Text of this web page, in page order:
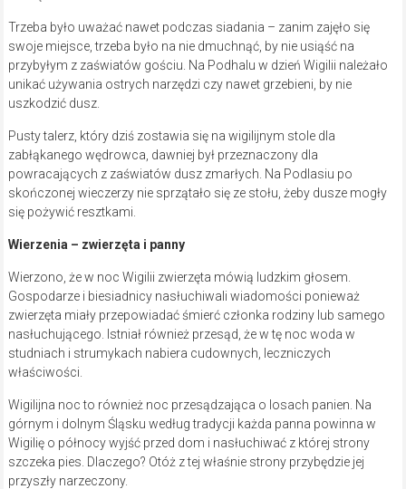
Trzeba było uważać nawet podczas siadania – zanim zajęło się
swoje miejsce, trzeba było na nie dmuchnąć, by nie usiąść na
przybyłym z zaświatów gościu. Na Podhalu w dzień Wigilii należało
unikać używania ostrych narzędzi czy nawet grzebieni, by nie
uszkodzić dusz.
Pusty talerz, który dziś zostawia się na wigilijnym stole dla
zabłąkanego wędrowca, dawniej był przeznaczony dla
powracających z zaświatów dusz zmarłych. Na Podlasiu po
skończonej wieczerzy nie sprzątało się ze stołu, żeby dusze mogły
się pożywić resztkami.
Wierzenia – zwierzęta i panny
Wierzono, że w noc Wigilii zwierzęta mówią ludzkim głosem.
Gospodarze i biesiadnicy nasłuchiwali wiadomości ponieważ
zwierzęta miały przepowiadać śmierć członka rodziny lub samego
nasłuchującego. Istniał również przesąd, że w tę noc woda w
studniach i strumykach nabiera cudownych, leczniczych
właściwości.
Wigilijna noc to również noc przesądzająca o losach panien. Na
górnym i dolnym Śląsku według tradycji każda panna powinna w
Wigilię o północy wyjść przed dom i nasłuchiwać z której strony
szczeka pies. Dlaczego? Otóż z tej właśnie strony przybędzie jej
przyszły narzeczony.